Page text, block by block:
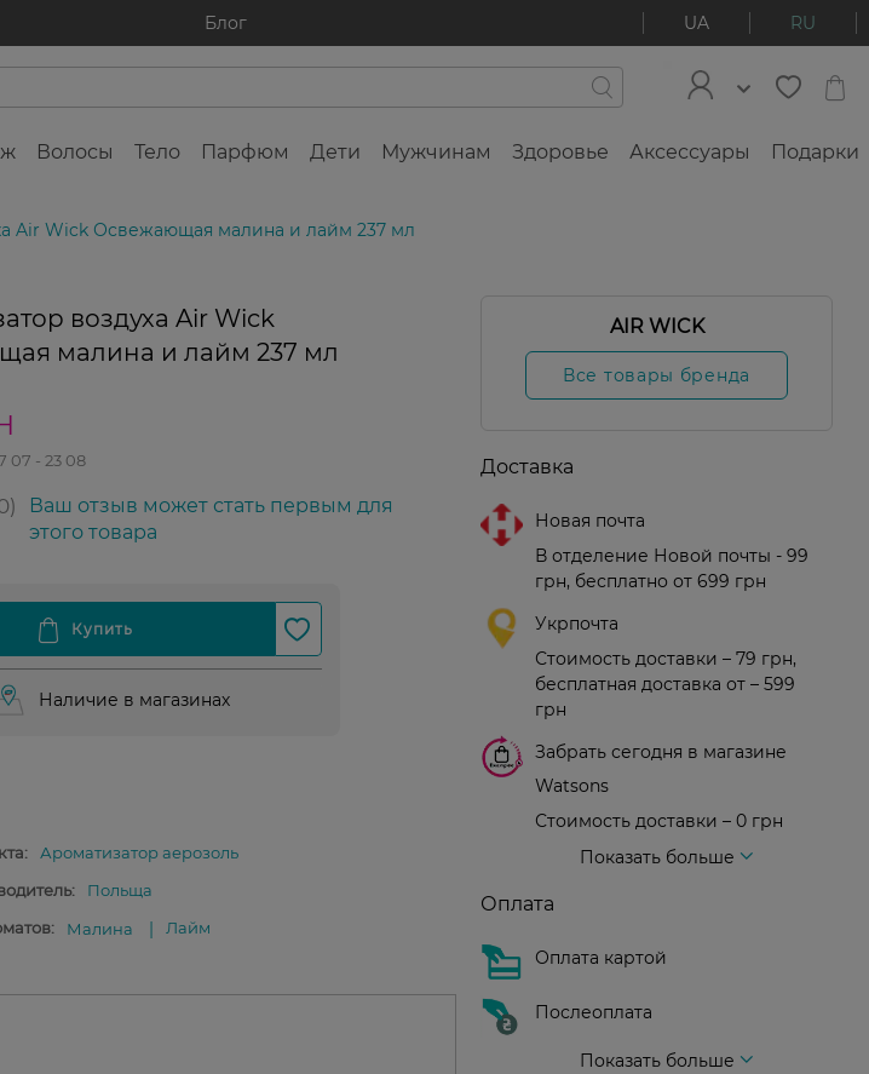
Блог UA RU
Волосы Тело Парфюм Дети Мужчинам Здоровье Аксессуары Подарки
Air Wick Освежающая малина и лайм 237 мл
воздуха Air Wick
малина и лайм 237 мл
07 - 23 08
Ваш отзыв может стать первым для
этого товара
Наличие в магазинах
Ароматизатор аерозоль
Польща
Малина Лайм
AIR WICK
Все товары бренда
Доставка
Новая почта
В отделение Новой почты - 99
грн, бесплатно от 699 грн
Укрпочта
Стоимость доставки – 79 грн,
бесплатная доставка от – 599
грн
Забрать сегодня в магазине
Watsons
Стоимость доставки – 0 грн
Показать больше
Оплата
Оплата картой
Послеоплата
Показать больше